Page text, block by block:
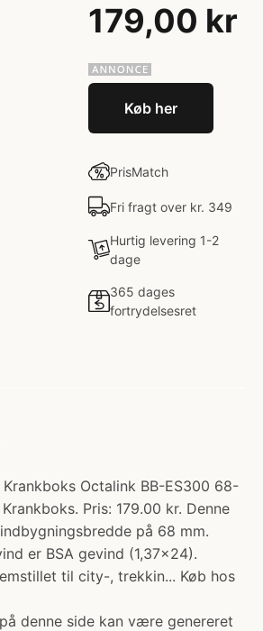
179,00 kr
Køb her
PrisMatch
Fri fragt over kr. 349
Hurtig levering 1-2
dage
365 dages
fortrydelsesret
Krankboks Octalink BB-ES300 68-
Pris: 179.00 kr. Denne
på 68 mm.
er BSA gevind (1,37x24).
til city-, trekkin... Køb hos
denne side kan være genereret